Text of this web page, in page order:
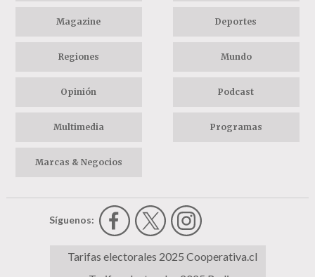
Magazine Deportes
Regiones Mundo
Opinión Podcast
Multimedia Programas
Marcas & Negocios
Síguenos:
Tarifas electorales 2025 Cooperativa.cl